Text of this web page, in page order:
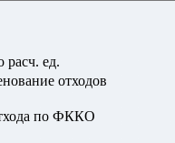
расч. ед.
отходов
по ФККО